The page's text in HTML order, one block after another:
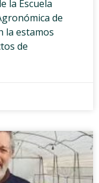
la Escuela
de
la estamos
de